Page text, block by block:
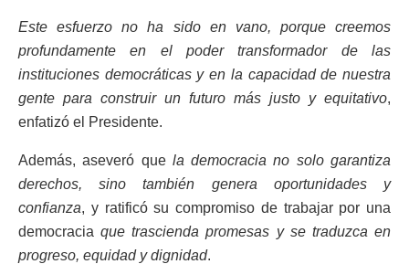
Este esfuerzo no ha sido en vano, porque creemos
profundamente en el poder transformador de las
instituciones democráticas y en la capacidad de nuestra
gente para construir un futuro más justo y equitativo,
enfatizó el Presidente.
Además, aseveró que la democracia no solo garantiza
derechos, sino también genera oportunidades y
confianza, y ratificó su compromiso de trabajar por una
democraciaque trascienda promesas y se traduzca en
progreso, equidad y dignidad.